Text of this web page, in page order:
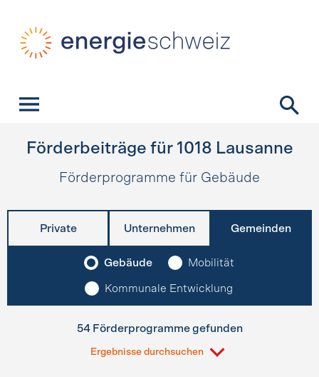
Förderbeiträge für 1018 Lausanne
Förderprogramme für Gebäude
Private Unternehmen Gemeinden
Gebäude Mobilität
Kommunale Entwicklung
54 Förderprogramme gefunden
Ergebnisse durchsuchen